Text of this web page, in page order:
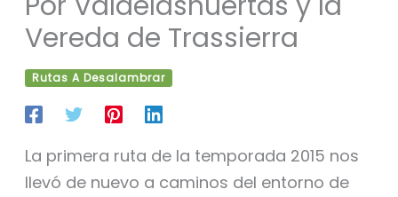
Vereda de Trassierra
Rutas A Desalambrar
La primera ruta de la temporada 2015 nos
llevó de nuevo a caminos del entorno de